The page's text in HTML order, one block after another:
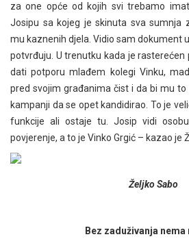
za one opće od kojih svi trebamo
Josipu sa kojeg je skinuta sva sumnja
mu kaznenih djela. Vidio sam dokument
potvrđuju. U trenutku kada je rasterećen
dati potporu mlađem kolegi Vinku,
pred svojim građanima čist i da bi mu
kampanji da se opet kandidirao. To je
funkcije ali ostaje tu. Josip vidi
povjerenje, a to je Vinko Grgić – kazao je
Željko Sabo
Bez zaduživanja